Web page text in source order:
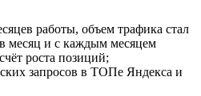
работы, объем трафика стал
месяц и с каждым месяцем
роста позиций;
запросов в ТОПе Яндекса и